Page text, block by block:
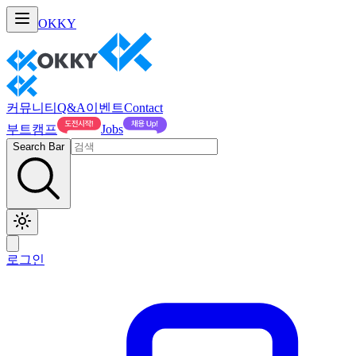
OKKY
커뮤니티 Q&A이벤트Contact
부트캠프
Jobs
Search Bar
로그인